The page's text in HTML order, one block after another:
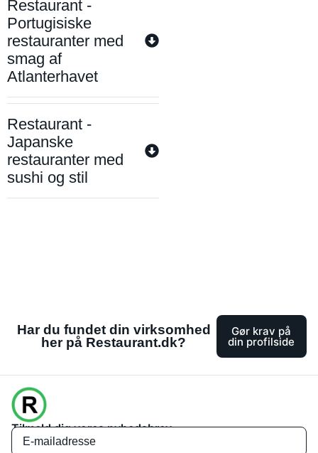
Restaurant -
Portugisiske
restauranter med
smag af
Atlanterhavet
Restaurant -
Japanske
restauranter med
sushi og stil
Har du fundet din virksomhed
her på Restaurant.dk?
Gør krav på
din profilside
Tilmeld dig vores nyhedsbrev